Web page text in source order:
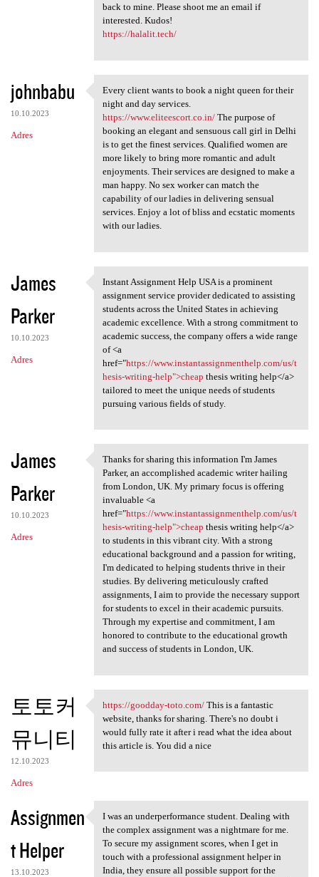
back to mine. Please shoot me an email if
interested. Kudos!
https://halalit.tech/
johnbabu
10.10.2023
Adres
Every client wants to book a
Every client wants to book a night queen for their
night and day services.
https://www.eliteescort.co.in/The purpose of
booking an elegant and sensuous call girl in Delhi
is to get the finest services. Qualified women are
more likely to bring more romantic and adult
enjoyments. Their services are designed to make a
man happy. No sex worker can match the
capability of our ladies in delivering sensual
services. Enjoy a lot of bliss and ecstatic moments
with our ladies.
James
Parker
10.10.2023
Adres
Instant Assignment Help USA
Instant Assignment Help USA is a prominent
assignment service provider dedicated to assisting
students across the United States in achieving
academic excellence. With a strong commitment to
academic success, the company offers a wide range
of <a
href="https://www.instantassignmenthelp.com/us/t
hesis-writing-help">cheap thesis writing help</a>
tailored to meet the unique needs of students
pursuing various fields of study.
James
Parker
10.10.2023
Adres
Thanks for sharing this
Thanks for sharing this information I'm James
Parker, an accomplished academic writer hailing
from London, UK. My primary focus is offering
invaluable <a
href="https://www.instantassignmenthelp.com/us/t
hesis-writing-help">cheap thesis writing help</a>
to students in this vibrant city. With a strong
educational background and a passion for writing,
I'm dedicated to helping students thrive in their
studies. By delivering meticulously crafted
assignments, I aim to provide the necessary support
for students to excel in their academic pursuits.
Through my expertise and commitment, I am
honored to contribute to the educational growth
and success of students in London, UK.
토토커
뮤니티
12.10.2023
Adres
https://goodday-toto.com/
https://goodday-toto.com/This is a fantastic
website, thanks for sharing. There's no doubt i
would fully rate it after i read what the idea about
this article is. You did a nice
Assignmen
t Helper
13.10.2023
I was an underperformance
I was an underperformance student. Dealing with
the complex assignment was a nightmare for me.
To secure my assignment scores, when I get in
touch with a professional assignment helper in
India, they ensure all possible support for the